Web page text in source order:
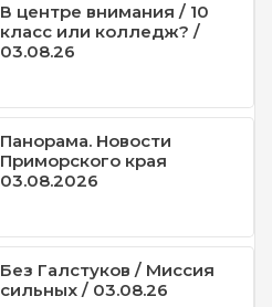
В центре внимания / 10
класс или колледж? /
03.08.26
Панорама. Новости
Приморского края
03.08.2026
Без Галстуков / Миссия
сильных / 03.08.26